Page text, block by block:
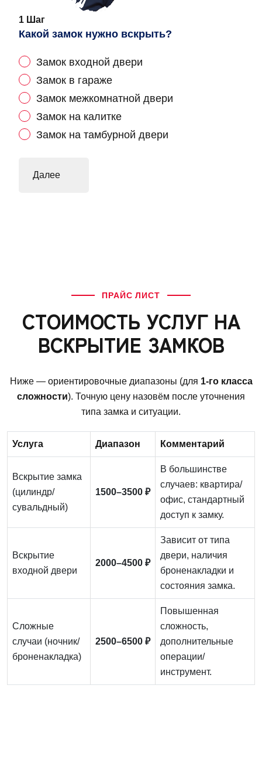
1 Шаг
Какой замок нужно вскрыть?
Замок входной двери
Замок в гараже
Замок межкомнатной двери
Замок на калитке
Замок на тамбурной двери
ПРАЙС ЛИСТ
СТОИМОСТЬ УСЛУГ НА
ВСКРЫТИЕ ЗАМКОВ
Ниже — ориентировочные диапазоны (для 1‑го класса
сложности). Точную цену назовём после уточнения
типа замка и ситуации.
Услуга Диапазон Комментарий
Вскрытие замка
(цилиндр/
сувальдный)
1500–3500 ₽
В большинстве
случаев: квартира/
офис, стандартный
доступ к замку.
Вскрытие
входной двери
2000–4500 ₽
Зависит от типа
двери, наличия
броненакладки и
состояния замка.
Сложные
случаи (ночник/
броненакладка)
2500–6500 ₽
Повышенная
сложность,
дополнительные
операции/
инструмент.